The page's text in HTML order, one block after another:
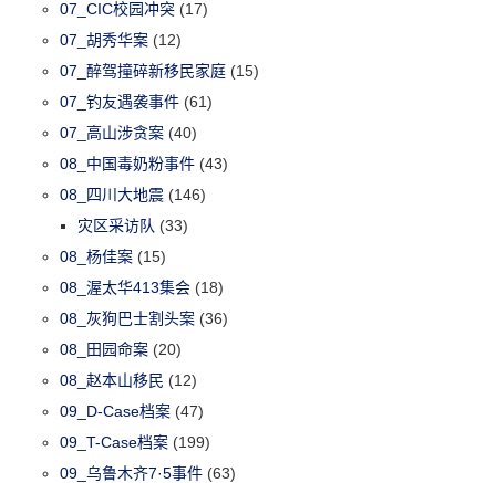
07_CIC校园冲突 (17)
07_胡秀华案 (12)
07_醉驾撞碎新移民家庭 (15)
07_钓友遇袭事件 (61)
07_高山涉贪案 (40)
08_中国毒奶粉事件 (43)
08_四川大地震 (146)
灾区采访队 (33)
08_杨佳案 (15)
08_渥太华413集会 (18)
08_灰狗巴士割头案 (36)
08_田园命案 (20)
08_赵本山移民 (12)
09_D-Case档案 (47)
09_T-Case档案 (199)
09_乌鲁木齐7·5事件 (63)